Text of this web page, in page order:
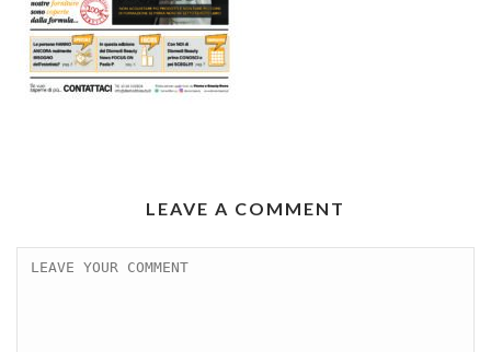
LEAVE A COMMENT